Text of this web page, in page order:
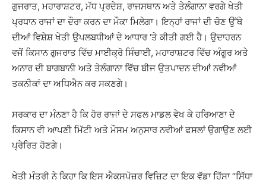
ਗੁਜਰਾਤ, ਮਹਾਰਾਸ਼ਟਰ, ਮੱਧ ਪ੍ਰਦੇਸ਼, ਰਾਜਸਥਾਨ ਅਤੇ ਤੇਲੰਗਾਨਾ ਵਰਗੇ ਖੇਤੀ
ਪ੍ਰਧਾਨ ਰਾਜਾਂ ਦਾ ਦੌਰਾ ਕਰਨ ਦਾ ਮੌਕਾ ਮਿਲੇਗਾ। ਇਨ੍ਹਾਂ ਰਾਜਾਂ ਦੀ ਚੋਣ ਉੱਥੇ
ਦੀਆਂ ਵਿਸ਼ੇਸ਼ ਖੇਤੀ ਉਪਲਬਧੀਆਂ ਦੇ ਆਧਾਰ ‘ਤੇ ਕੀਤੀ ਗਈ ਹੈ। ਉਦਾਹਰਨ
ਵਜੋਂ ਕਿਸਾਨ ਗੁਜਰਾਤ ਵਿੱਚ ਮਾਈਕ੍ਰੋ ਸਿੰਚਾਈ, ਮਹਾਰਾਸ਼ਟਰ ਵਿੱਚ ਅੰਗੂਰ ਅਤੇ
ਅਨਾਰ ਦੀ ਬਾਗਬਾਨੀ ਅਤੇ ਤੇਲੰਗਾਨਾ ਵਿੱਚ ਬੀਜ ਉਤਪਾਦਨ ਦੀਆਂ ਨਵੀਆਂ
ਤਕਨੀਕਾਂ ਦਾ ਅਧਿਐਨ ਕਰ ਸਕਣਗੇ।
ਸਰਕਾਰ ਦਾ ਮੰਨਣਾ ਹੈ ਕਿ ਹੋਰ ਰਾਜਾਂ ਦੇ ਸਫਲ ਮਾਡਲ ਵੇਖ ਕੇ ਹਰਿਆਣਾ ਦੇ
ਕਿਸਾਨ ਵੀ ਆਪਣੀ ਮਿੱਟੀ ਅਤੇ ਮੌਸਮ ਅਨੁਸਾਰ ਨਵੀਆਂ ਫਸਲਾਂ ਉਗਾਉਣ ਲਈ
ਪ੍ਰੇਰਿਤ ਹੋਣਗੇ।
ਖੇਤੀ ਮੰਤਰੀ ਨੇ ਕਿਹਾ ਕਿ ਇਸ ਐਕਸਪੋਜ਼ਰ ਵਿਜ਼ਿਟ ਦਾ ਇਕ ਵੱਡਾ ਹਿੱਸਾ “ਸਿੱਧਾ